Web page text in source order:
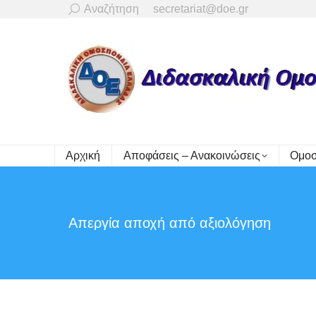
Search:
Αναζήτηση secretariat@doe.gr
Αρχική Αποφάσεις – Ανακοινώσεις
Απεργία αποχή από αξιολόγηση